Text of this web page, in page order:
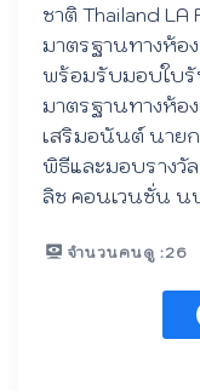
ชาติ Thailand
มาตรฐานทางห้อ
พร้อมรับมอบใบ
มาตรฐานทางห้อ
เสริมอนันต์ นาย
พิธีและมอบรางวั
ลิช คอนเวนชั่น
จำนวนคนดู :26